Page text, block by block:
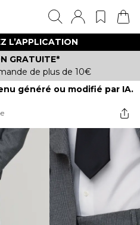
L’APPLICATION
GRATUITE*
de plus de 10€
généré ou modifié par IA.